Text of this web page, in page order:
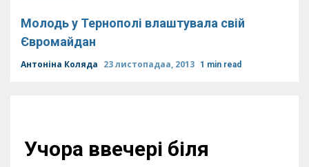
Молодь у Тернополі влаштувала свій
Євромайдан
Антоніна Коляда 23 листопадаа, 2013 1 min read
Учора ввечері біля